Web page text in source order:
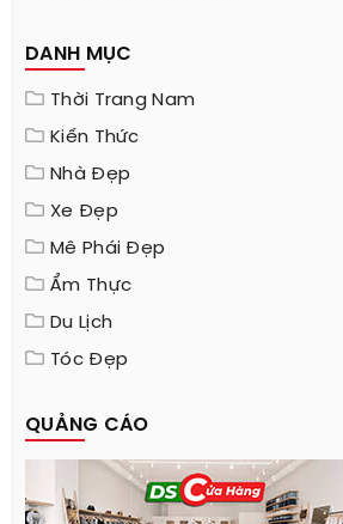
DANH MỤC
Thời Trang Nam
Kiến Thức
Nhà Đẹp
Xe Đẹp
Mê Phái Đẹp
Ẩm Thực
Du Lịch
Tóc Đẹp
QUẢNG CÁO